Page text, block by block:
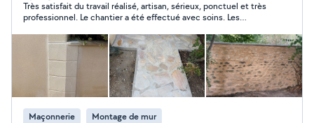
Très satisfait du travail réalisé, artisan, sérieux, ponctuel et très
professionnel. Le chantier a été effectué avec soins. Les
travaux. Les délais ont été respectés. Les tarifs sont honnête.
Je recommande vivement cette entreprise pour tous vos
travaux de couverture, maçonnerie et rénovation. Merci encore
pour votre professionnalisme.
Maçonnerie Montage de mur